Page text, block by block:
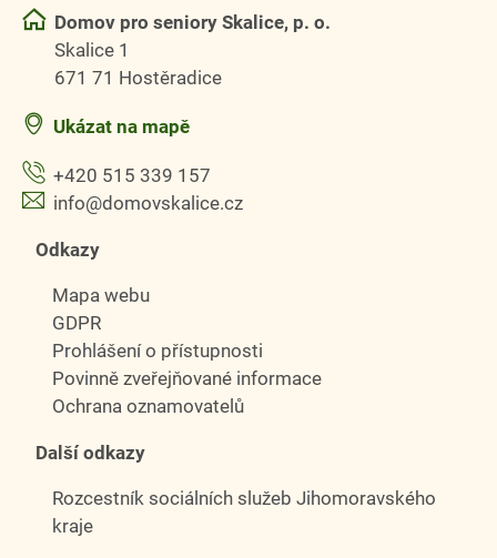
Domov pro seniory Skalice, p. o.
Skalice 1
671 71 Hostěradice
Ukázat na mapě
+420 515 339 157
info@domovskalice.cz
Odkazy
Mapa webu
GDPR
Prohlášení o přístupnosti
Povinně zveřejňované informace
Ochrana oznamovatelů
Další odkazy
Rozcestník sociálních služeb Jihomoravského
kraje